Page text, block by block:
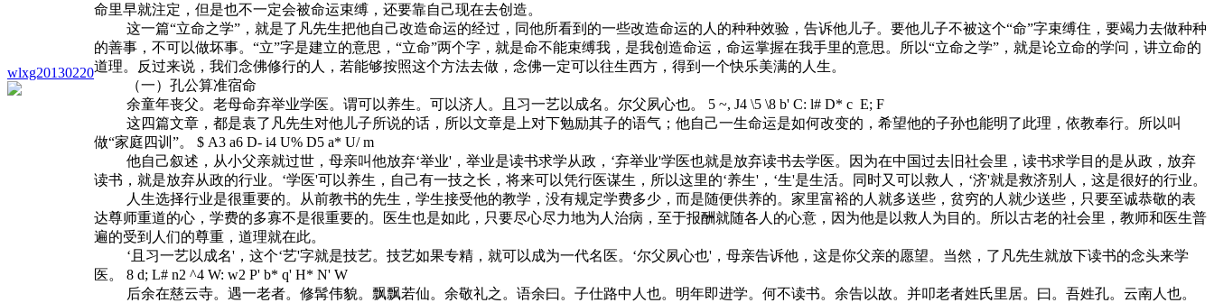
wlxg20130220
命里早就注定，但是也不一定会被命运束缚，还要靠自己现在去创造。
这一篇“立命之学”，就是了凡先生把他自己改造命运的经过，同他所看到的一些改造命运的人的种种效验，告诉他儿子。要他儿子不被这个“命”字束缚住，要竭力去做种种
的善事，不可以做坏事。“立”字是建立的意思，“立命”两个字，就是命不能束缚我，是我创造命运，命运掌握在我手里的意思。所以“立命之学”，就是论立命的学问，讲立命的
道理。反过来说，我们念佛修行的人，若能够按照这个方法去做，念佛一定可以往生西方，得到一个快乐美满的人生。
（一）孔公算准宿命
余童年丧父。老母命弃举业学医。谓可以养生。可以济人。且习一艺以成名。尔父夙心也。 5 ~, J4 \5 \8 b' C: l# D* c E; F
这四篇文章，都是袁了凡先生对他儿子所说的话，所以文章是上对下勉励其子的语气；他自己一生命运是如何改变的，希望他的子孙也能明了此理，依教奉行。所以叫
做“家庭四训”。 $ A3 a6 D- i4 U% D5 a* U/ m
他自己叙述，从小父亲就过世，母亲叫他放弃‘举业'，举业是读书求学从政，‘弃举业'学医也就是放弃读书去学医。因为在中国过去旧社会里，读书求学目的是从政，放弃
读书，就是放弃从政的行业。‘学医'可以养生，自己有一技之长，将来可以凭行医谋生，所以这里的‘养生'，‘生'是生活。同时又可以救人，‘济'就是救济别人，这是很好的行业。
人生选择行业是很重要的。从前教书的先生，学生接受他的教学，没有规定学费多少，而是随便供养的。家里富裕的人就多送些，贫穷的人就少送些，只要至诚恭敬的表
达尊师重道的心，学费的多寡不是很重要的。医生也是如此，只要尽心尽力地为人治病，至于报酬就随各人的心意，因为他是以救人为目的。所以古老的社会里，教师和医生普
遍的受到人们的尊重，道理就在此。
‘且习一艺以成名'，这个‘艺'字就是技艺。技艺如果专精，就可以成为一代名医。‘尔父夙心也'，母亲告诉他，这是你父亲的愿望。当然，了凡先生就放下读书的念头来学
医。 8 d; L# n2 ^4 W: w2 P' b* q' H* N' W
后余在慈云寺。遇一老者。修髯伟貌。飘飘若仙。余敬礼之。语余曰。子仕路中人也。明年即进学。何不读书。余告以故。并叩老者姓氏里居。曰。吾姓孔。云南人也。